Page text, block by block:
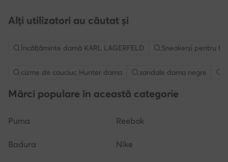
Alți utilizatori au căutat și
Încălțăminte damă KARL LAGERFELD Sneakerși pentru
cizme de cauciuc Hunter dama sandale dama negre
Mărci populare în această categorie
Puma Reebok
Badura Nike